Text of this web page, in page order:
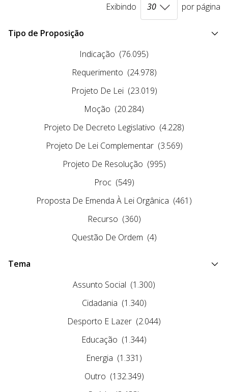
Exibindo por página
Tipo de Proposição
Indicação (76.095)
Requerimento (24.978)
Projeto De Lei (23.019)
Moção (20.284)
Projeto De Decreto Legislativo (4.228)
Projeto De Lei Complementar (3.569)
Projeto De Resolução (995)
Proc (549)
Proposta De Emenda À Lei Orgânica (461)
Recurso (360)
Questão De Ordem (4)
Tema
Assunto Social (1.300)
Cidadania (1.340)
Desporto E Lazer (2.044)
Educação (1.344)
Energia (1.331)
Outro (132.349)